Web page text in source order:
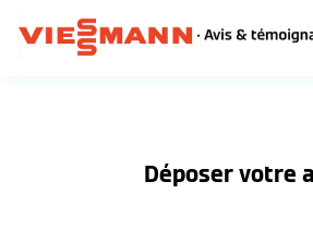
Déposer votre